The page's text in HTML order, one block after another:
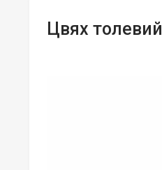
Цвях